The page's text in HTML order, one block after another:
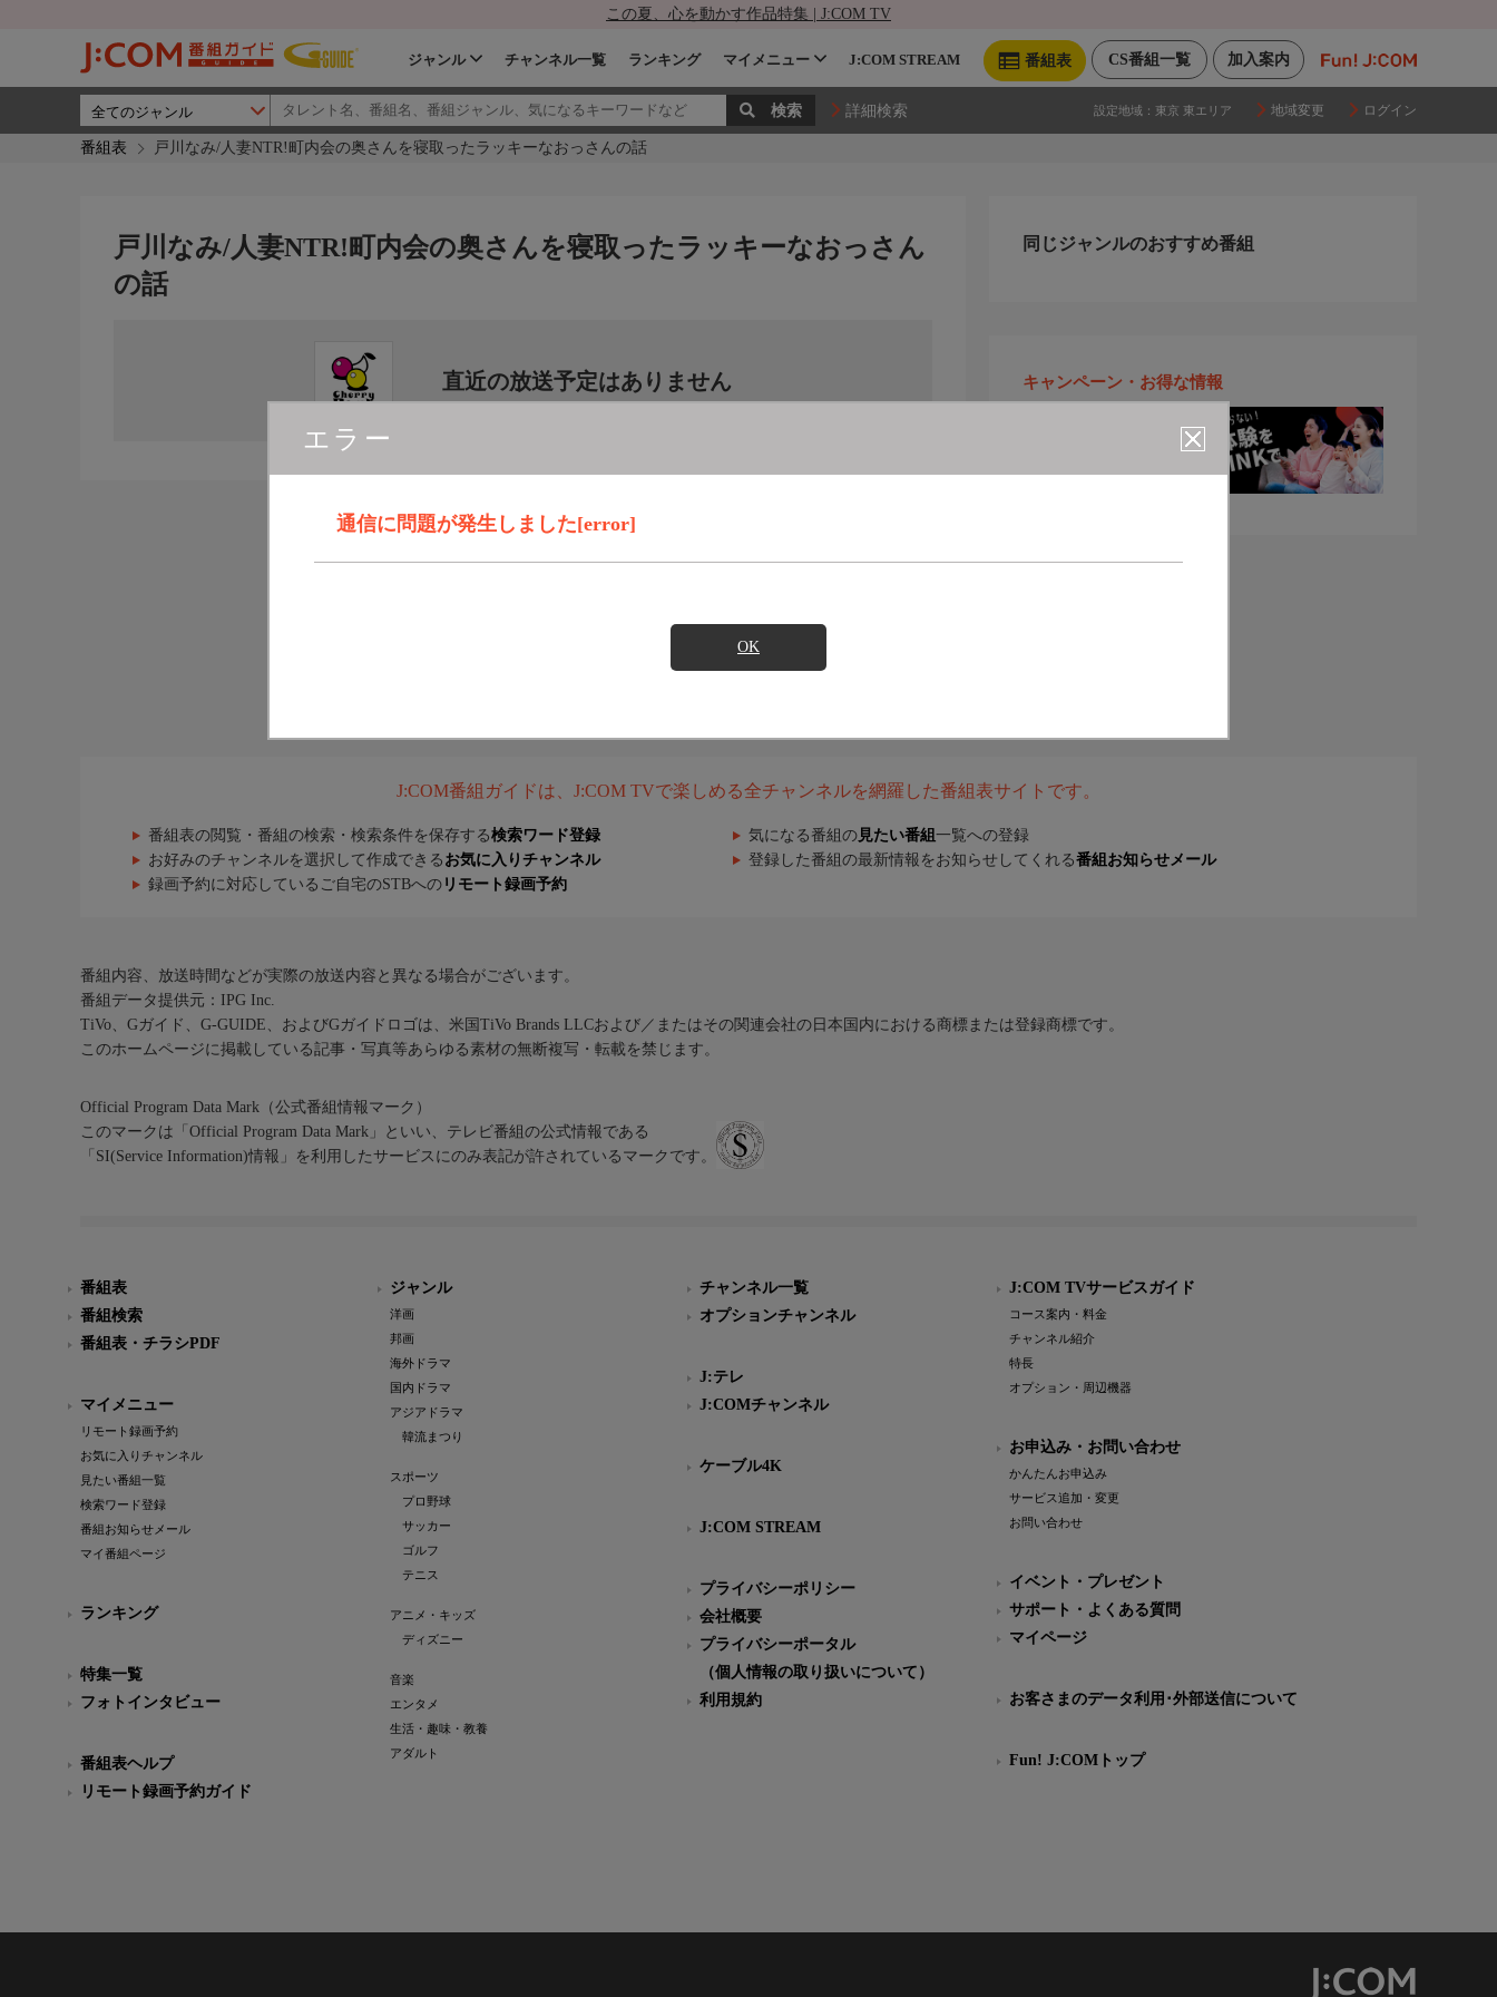
この夏、心を動かす作品特集 | J:COM TV
加入案内
CS番組一覧
番組表
ジャンル チャンネル一覧 ランキング マイメニュー J:COM STREAM
詳細検索 設定地域： 東京 東エリア 地域変更 ログイン
番組表 戸川なみ/人妻NTR!町内会の奥さんを寝取ったラッキーなおっさんの話
エラー
通信に問題が発生しました[error]
OK
戸川なみ/人妻NTR!町内会の奥さんを寝取ったラッキーなおっさん
の話
直近の放送予定はありません
同じジャンルのおすすめ番組
キャンペーン・お得な情報
J:COM番組ガイドは、J:COM TVで楽しめる全チャンネルを網羅した番組表サイトです。
番組表の閲覧・番組の検索・検索条件を保存する検索ワード登録 気になる番組の 見たい番組 一覧への登録
お好みのチャンネルを選択して作成できる お気に入りチャンネル 登録した番組の最新情報をお知らせしてくれる番組お知らせメール
録画予約に対応しているご自宅のSTBへの リモート録画予約
番組内容、放送時間などが実際の放送内容と異なる場合がございます。
番組データ提供元：IPG Inc.
TiVo、Gガイド、G-GUIDE、およびGガイドロゴは、米国TiVo Brands LLCおよび／またはその関連会社の日本国内における商標または登録商標です。
このホームページに掲載している記事・写真等あらゆる素材の無断複写・転載を禁じます。
Official Program Data Mark（公式番組情報マーク）
このマークは「Official Program Data Mark」といい、テレビ番組の公式情報である
「SI(Service Information)情報」を利用したサービスにのみ表記が許されているマークです。
番組表
番組検索
番組表・チラシPDF
マイメニュー
リモート録画予約
お気に入りチャンネル
見たい番組一覧
検索ワード登録
番組お知らせメール
マイ番組ページ
ランキング
特集一覧
フォトインタビュー
番組表ヘルプ
リモート録画予約ガイド
ジャンル
洋画
邦画
海外ドラマ
国内ドラマ
アジアドラマ
韓流まつり
スポーツ
プロ野球
サッカー
ゴルフ
テニス
アニメ・キッズ
ディズニー
音楽
エンタメ
生活・趣味・教養
アダルト
チャンネル一覧
オプションチャンネル
J:テレ
J:COMチャンネル
ケーブル4K
J:COM STREAM
プライバシーポリシー
会社概要
プライバシーポータル
（個人情報の取り扱いについて）
利用規約
J:COM TVサービスガイド
コース案内・料金
チャンネル紹介
特長
オプション・周辺機器
お申込み・お問い合わせ
かんたんお申込み
サービス追加・変更
お問い合わせ
イベント・プレゼント
サポート・よくある質問
マイページ
お客さまのデータ利用･外部送信について
Fun! J:COMトップ